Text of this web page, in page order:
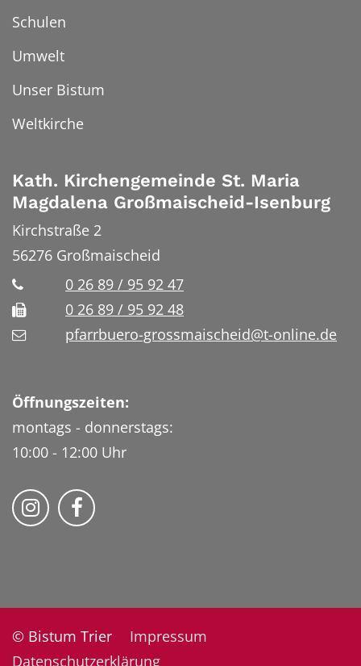
Schulen
Umwelt
Unser Bistum
Weltkirche
Kath. Kirchengemeinde St. Maria
Magdalena Großmaischeid-Isenburg
Kirchstraße 2
56276 Großmaischeid
0 26 89 / 95 92 47
0 26 89 / 95 92 48
pfarrbuero-grossmaischeid@t-online.de
Öffnungszeiten:
montags - donnerstags:
10:00 - 12:00 Uhr
Folge uns auf Instragram
Fogle uns auf Facebook
© Bistum Trier
Impressum
Datenschutzerklärung